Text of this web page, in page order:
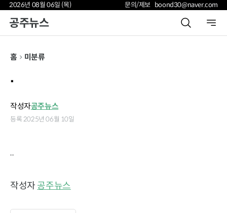
2026년 08월 06일 (목) 문의/제보 boond30@naver.com
공주뉴스
홈 미분류
.
작성자공주뉴스
등록 2025년 06월 10일
..
작성자 공주뉴스